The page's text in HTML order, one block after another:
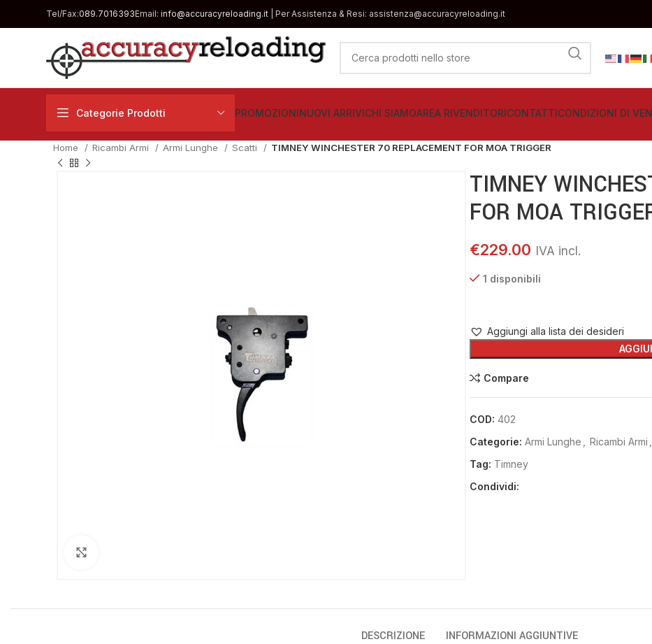
Tel/Fax:089.7016393Email: info@accuracyreloading.it | Per Assistenza & Resi: assistenza@accuracyreloading.it
Categorie Prodotti PROMOZIONINUOVI ARRIVICHI SIAMOAREA RIVENDITORICONTATTICONDIZIONI DI
Home Ricambi Armi Armi Lunghe Scatti TIMNEY WINCHESTER 70 REPLACEMENT FOR MOA TRIGGER
TIMNEY
FOR MOA
€229.00
1 disponibili
Aggiungi alla lista dei desideri
Compare
COD: 402
Categorie: Armi Lunghe Ricambi Armi
Tag: Timney
Condividi:
DESCRIZIONE INFORMAZIONI AGGIUNTIVE